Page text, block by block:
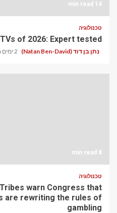
14 min read
טכנולוגיה
of 2026: Expert tested
נתן בן דוד (Natan Ben-David) 2 ימים ago
8 min read
טכנולוגיה
warn Congress that
are rewriting the rules of
gambling